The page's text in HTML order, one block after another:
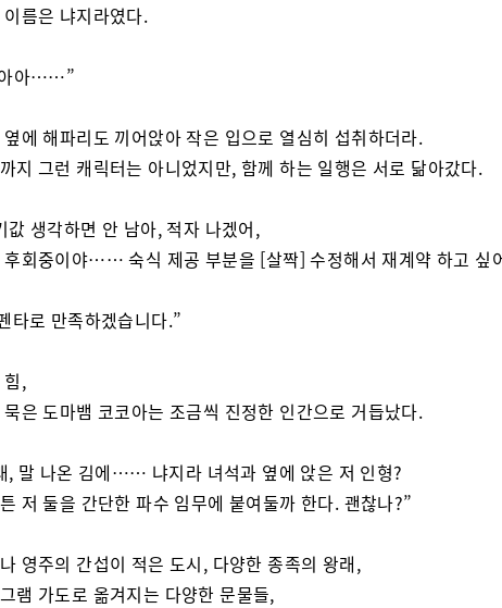
름은 냐지라였다.
아……”
에 해파리도 끼어앉아 작은 입으로 열심히 섭취하더라.
지 그런 캐릭터는 아니었지만, 함께 하는 일행은 서로 닮아갔다.
값 생각하면 안 남아, 적자 나겠어,
후회중이야…… 숙식 제공 부분을 [살짝] 수정해서 재계약 하고 싶
타로 만족하겠습니다.”
,
묵은 도마뱀 코코아는 조금씩 진정한 인간으로 거듭났다.
, 말 나온 김에…… 냐지라 녀석과 옆에 앉은 저 인형?
저 둘을 간단한 파수 임무에 붙여둘까 한다. 괜찮나?”
영주의 간섭이 적은 도시, 다양한 종족의 왕래,
램 가도로 옮겨지는 다양한 문물들,